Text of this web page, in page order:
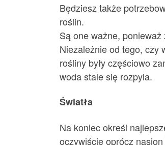
Będziesz także
roślin.
Są one ważne,
Niezależnie od tego, czy
rośliny były częściowo
woda stale się rozpyla.
Światła
Na koniec określ
oczywiście oprócz